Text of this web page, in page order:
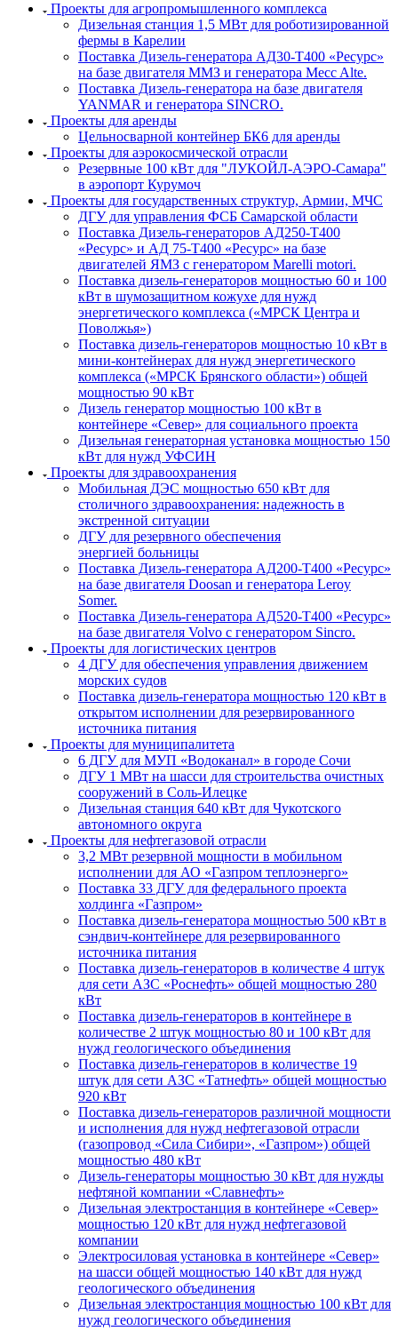
Проекты для агропромышленного комплекса
Дизельная станция 1,5 МВт для роботизированной
фермы в Карелии
Поставка Дизель-генератора АД30-Т400 «Ресурс»
на базе двигателя ММЗ и генератора Mecc Alte.
Поставка Дизель-генератора на базе двигателя
YANMAR и генератора SINCRO.
Проекты для аренды
Цельносварной контейнер БК6 для аренды
Проекты для аэрокосмической отрасли
Резервные 100 кВт для "ЛУКОЙЛ-АЭРО-Самара"
в аэропорт Курумоч
Проекты для государственных структур, Армии, МЧС
ДГУ для управления ФСБ Самарской области
Поставка Дизель-генераторов АД250-Т400
«Ресурс» и АД 75-Т400 «Ресурс» на базе
двигателей ЯМЗ с генератором Marelli motori.
Поставка дизель-генераторов мощностью 60 и 100
кВт в шумозащитном кожухе для нужд
энергетического комплекса («МРСК Центра и
Поволжья»)
Поставка дизель-генераторов мощностью 10 кВт в
мини-контейнерах для нужд энергетического
комплекса («МРСК Брянского области») общей
мощностью 90 кВт
Дизель генератор мощностью 100 кВт в
контейнере «Север» для социального проекта
Дизельная генераторная установка мощностью 150
кВт для нужд УФСИН
Проекты для здравоохранения
Мобильная ДЭС мощностью 650 кВт для
столичного здравоохранения: надежность в
экстренной ситуации
ДГУ для резервного обеспечения
энергией больницы
Поставка Дизель-генератора АД200-Т400 «Ресурс»
на базе двигателя Doosan и генератора Leroy
Somer.
Поставка Дизель-генератора АД520-Т400 «Ресурс»
на базе двигателя Volvo с генератором Sincro.
Проекты для логистических центров
4 ДГУ для обеспечения управления движением
морских судов
Поставка дизель-генератора мощностью 120 кВт в
открытом исполнении для резервированного
источника питания
Проекты для муниципалитета
6 ДГУ для МУП «Водоканал» в городе Сочи
ДГУ 1 МВт на шасси для строительства очистных
сооружений в Соль-Илецке
Дизельная станция 640 кВт для Чукотского
автономного округа
Проекты для нефтегазовой отрасли
3,2 МВт резервной мощности в мобильном
исполнении для АО «Газпром теплоэнерго»
Поставка 33 ДГУ для федерального проекта
холдинга «Газпром»
Поставка дизель-генератора мощностью 500 кВт в
сэндвич-контейнере для резервированного
источника питания
Поставка дизель-генераторов в количестве 4 штук
для сети АЗС «Роснефть» общей мощностью 280
кВт
Поставка дизель-генераторов в контейнере в
количестве 2 штук мощностью 80 и 100 кВт для
нужд геологического объединения
Поставка дизель-генераторов в количестве 19
штук для сети АЗС «Татнефть» общей мощностью
920 кВт
Поставка дизель-генераторов различной мощности
и исполнения для нужд нефтегазовой отрасли
(газопровод «Сила Сибири», «Газпром») общей
мощностью 480 кВт
Дизель-генераторы мощностью 30 кВт для нужды
нефтяной компании «Славнефть»
Дизельная электростанция в контейнере «Север»
мощностью 120 кВт для нужд нефтегазовой
компании
Электросиловая установка в контейнере «Север»
на шасси общей мощностью 140 кВт для нужд
геологического объединения
Дизельная электростанция мощностью 100 кВт для
нужд геологического объединения